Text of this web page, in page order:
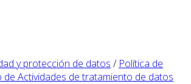
y protección de datos / Política de
de Actividades de tratamiento de datos